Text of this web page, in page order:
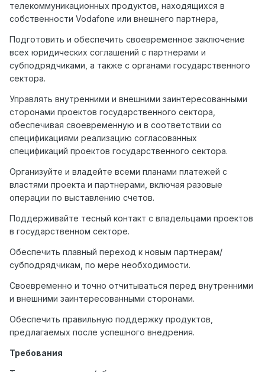
телекоммуникационных продуктов, находящихся в
собственности Vodafone или внешнего партнера,
Подготовить и обеспечить своевременное заключение
всех юридических соглашений с партнерами и
субподрядчиками, а также с органами государственного
сектора.
Управлять внутренними и внешними заинтересованными
сторонами проектов государственного сектора,
обеспечивая своевременную и в соответствии со
спецификациями реализацию согласованных
спецификаций проектов государственного сектора.
Организуйте и владейте всеми планами платежей с
властями проекта и партнерами, включая разовые
операции по выставлению счетов.
Поддерживайте тесный контакт с владельцами проектов
в государственном секторе.
Обеспечить плавный переход к новым партнерам/
субподрядчикам, по мере необходимости.
Своевременно и точно отчитываться перед внутренними
и внешними заинтересованными сторонами.
Обеспечить правильную поддержку продуктов,
предлагаемых после успешного внедрения.
Требования